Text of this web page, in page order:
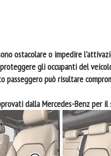
ostacolare o impedire
gli occupanti del
può risultare
dalla Mercedes-Benz per il